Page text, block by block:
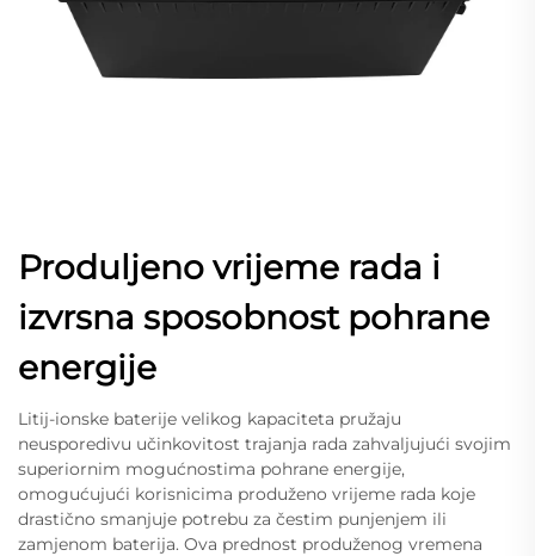
Produljeno vrijeme rada i
izvrsna sposobnost pohrane
energije
Litij-ionske baterije velikog kapaciteta pružaju
neusporedivu učinkovitost trajanja rada zahvaljujući svojim
superiornim mogućnostima pohrane energije,
omogućujući korisnicima produženo vrijeme rada koje
drastično smanjuje potrebu za čestim punjenjem ili
zamjenom baterija. Ova prednost produženog vremena